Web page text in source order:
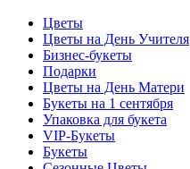
Цветы
Цветы на День Учителя
Бизнес-букеты
Подарки
Цветы на День Матери
Букеты на 1 сентября
Упаковка для букета
VIP-Букеты
Букеты